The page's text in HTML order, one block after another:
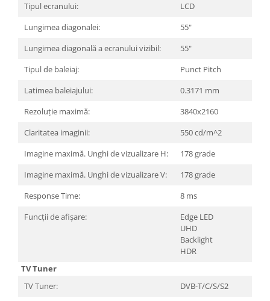
Cooler
Servere & Componente
Componente Server
Servere
Software
Retelistica & Supraveghere
Imprimante
Tipul ecranului:
LCD
Lungimea diagonalei:
55"
Lungimea diagonală a ecranului vizibil:
55"
Tipul de baleiaj:
Punct Pitch
Latimea baleiajului:
0.3171 mm
Rezoluție maximă:
3840x2160
Claritatea imaginii:
550 cd/m^2
Imagine maximă. Unghi de vizualizare H:
178 grade
Imagine maximă. Unghi de vizualizare V:
178 grade
Response Time:
8 ms
Funcții de afișare:
Edge LED
UHD
Backlight
HDR
TV Tuner
TV Tuner:
DVB-T/C/S/S2